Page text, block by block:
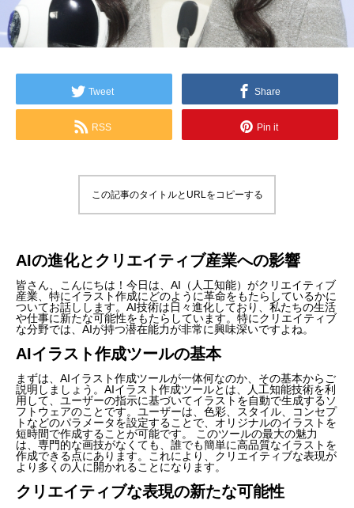
Tweet Share
RSS Pin it
この記事のタイトルとURLをコピーする
AIの進化とクリエイティブ産業への影響
皆さん、こんにちは！今日は、AI（人工知能）がクリエイティブ
産業、特にイラスト作成にどのように革命をもたらしているかに
ついてお話しします。AI技術は日々進化しており、私たちの生活
や仕事に新たな可能性をもたらしています。特にクリエイティブ
な分野では、AIが持つ潜在能力が非常に興味深いですよね。
AIイラスト作成ツールの基本
まずは、AIイラスト作成ツールが一体何なのか、その基本からご
説明しましょう。AIイラスト作成ツールとは、人工知能技術を利
用して、ユーザーの指示に基づいてイラストを自動で生成するソ
フトウェアのことです。ユーザーは、色彩、スタイル、コンセプ
トなどのパラメータを設定することで、オリジナルのイラストを
短時間で作成することが可能です。 このツールの最大の魅力
は、専門的な画技がなくても、誰でも簡単に高品質なイラストを
作成できる点にあります。これにより、クリエイティブな表現が
より多くの人に開かれることになります。
クリエイティブな表現の新たな可能性